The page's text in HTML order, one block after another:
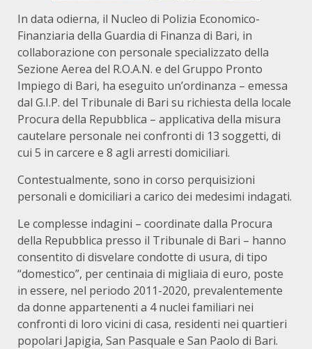
In data odierna, il Nucleo di Polizia Economico-
Finanziaria della Guardia di Finanza di Bari, in
collaborazione con personale specializzato della
Sezione Aerea del R.O.A.N. e del Gruppo Pronto
Impiego di Bari, ha eseguito un’ordinanza – emessa
dal G.I.P. del Tribunale di Bari su richiesta della locale
Procura della Repubblica – applicativa della misura
cautelare personale nei confronti di 13 soggetti, di
cui 5 in carcere e 8 agli arresti domiciliari.
Contestualmente, sono in corso perquisizioni
personali e domiciliari a carico dei medesimi indagati.
Le complesse indagini – coordinate dalla Procura
della Repubblica presso il Tribunale di Bari – hanno
consentito di disvelare condotte di usura, di tipo
“domestico”, per centinaia di migliaia di euro, poste
in essere, nel periodo 2011-2020, prevalentemente
da donne appartenenti a 4 nuclei familiari nei
confronti di loro vicini di casa, residenti nei quartieri
popolari Japigia, San Pasquale e San Paolo di Bari.